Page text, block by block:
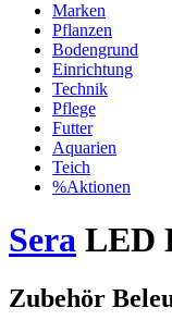
Marken
Pflanzen
Bodengrund
Einrichtung
Technik
Pflege
Futter
Aquarien
Teich
%Aktionen
Sera LED
Zubehör